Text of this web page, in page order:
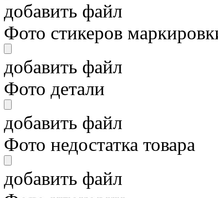
добавить файл
Фото стикеров
добавить файл
Фото детали
добавить файл
Фото недостатка товара
добавить файл